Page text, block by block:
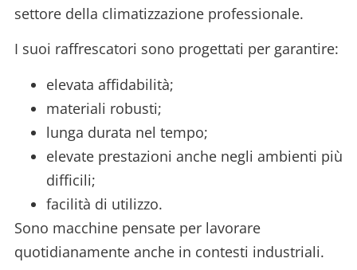
settore della climatizzazione professionale.
I suoi raffrescatori sono progettati per garantire:
elevata affidabilità;
materiali robusti;
lunga durata nel tempo;
elevate prestazioni anche negli ambienti più
difficili;
facilità di utilizzo.
Sono macchine pensate per lavorare
quotidianamente anche in contesti industriali.